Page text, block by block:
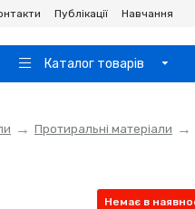
Публікації Навчання
Каталог товарів
Протиральні матеріали
Немає в